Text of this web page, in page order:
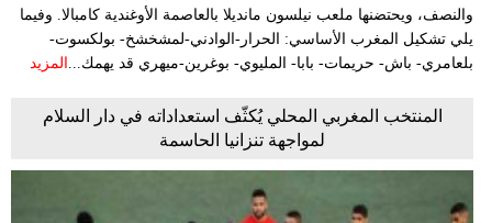
والنصف، ويحتضنها ملعب نيلسون مانديلا بالعاصمة الأوغندية كامبالا. وفيما
يلي تشكيل المغرب الأساسي: الحرار-الوادني-لمشخشخ- بولكسوت-
بلعامري- باش- حريمات- بابا- المليوي- بوغرين-ميهري قد يهمك...
المزيد
المنتخب المغربي المحلي يُكثّف استعداداته في دار السلام
لمواجهة تنزانيا الحاسمة